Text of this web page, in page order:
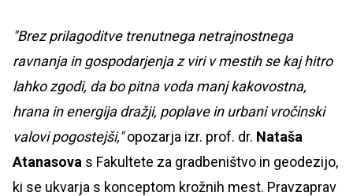
"Brez prilagoditve trenutnega netrajnostnega
ravnanja in gospodarjenja z viri v mestih se kaj hitro
lahko zgodi, da bo pitna voda manj kakovostna,
hrana in energija dražji, poplave in urbani vročinski
valovi pogostejši,"opozarja izr. prof. dr. Nataša
Atanasova s Fakultete za gradbeništvo in geodezijo,
ki se ukvarja s konceptom krožnih mest. Pravzaprav